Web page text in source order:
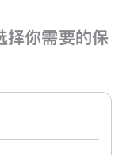
择你需要的保